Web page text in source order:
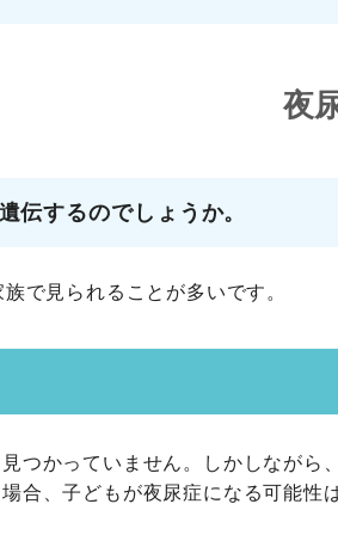
夜
伝するのでしょうか。
で見られることが多いです。
つかっていません。しかしなが
合、子どもが夜尿症になる可能性